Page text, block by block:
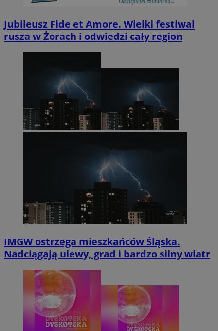
Jubileusz Fide et Amore. Wielki festiwal
rusza w Żorach i odwiedzi cały region
IMGW ostrzega mieszkańców Śląska.
Nadciągają ulewy, grad i bardzo silny wiatr